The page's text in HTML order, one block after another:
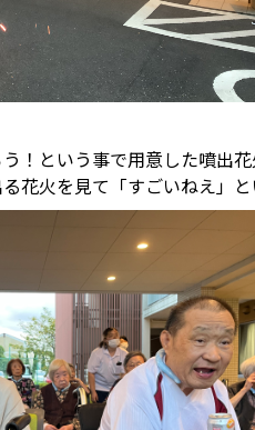
！という事で用意した噴出花
花火を見て「すごいねえ」